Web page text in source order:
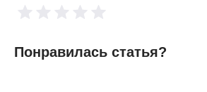
Понравилась статья?